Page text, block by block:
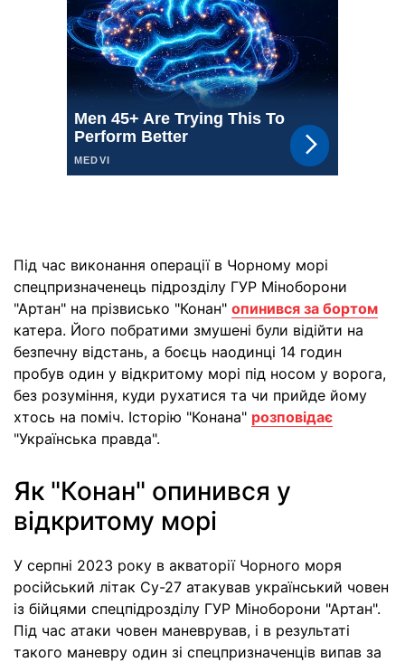
Під час виконання операції в Чорному морі
спецпризначенець підрозділу ГУР Міноборони
"Артан" на прізвисько "Конан" опинився за бортом
катера. Його побратими змушені були відійти на
безпечну відстань, а боєць наодинці 14 годин
пробув один у відкритому морі під носом у ворога,
без розуміння, куди рухатися та чи прийде йому
хтось на поміч. Історію "Конана" розповідає
"Українська правда".
Як "Конан" опинився у
відкритому морі
У серпні 2023 року в акваторії Чорного моря
російський літак Су-27 атакував український човен
із бійцями спецпідрозділу ГУР Міноборони "Артан".
Під час атаки човен маневрував, і в результаті
такого маневру один зі спецпризначенців випав за